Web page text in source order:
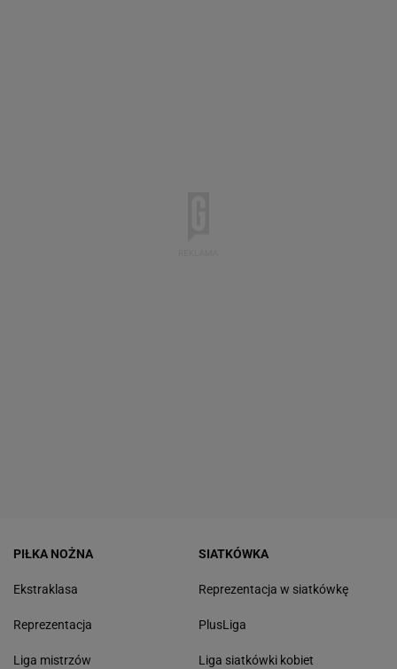
PIŁKA NOŻNA
Ekstraklasa
Reprezentacja
Liga mistrzów
SIATKÓWKA
Reprezentacja w siatkówkę
PlusLiga
Liga siatkówki kobiet